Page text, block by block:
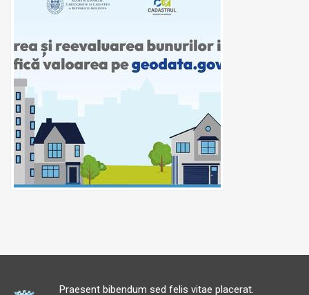
Praesent bibendum sed felis vitae placerat.